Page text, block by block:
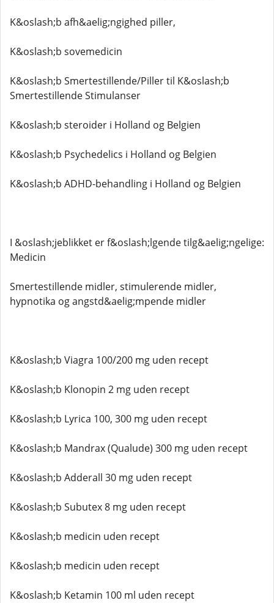
K&oslash;b afh&aelig;ngighed piller,
K&oslash;b sovemedicin
K&oslash;b Smertestillende/Piller til K&oslash;b
Smertestillende Stimulanser
K&oslash;b steroider i Holland og Belgien
K&oslash;b Psychedelics i Holland og Belgien
K&oslash;b ADHD-behandling i Holland og Belgien
I &oslash;jeblikket er f&oslash;lgende tilg&aelig;ngelige:
Medicin
Smertestillende midler, stimulerende midler,
hypnotika og angstd&aelig;mpende midler
K&oslash;b Viagra 100/200 mg uden recept
K&oslash;b Klonopin 2 mg uden recept
K&oslash;b Lyrica 100, 300 mg uden recept
K&oslash;b Mandrax (Qualude) 300 mg uden recept
K&oslash;b Adderall 30 mg uden recept
K&oslash;b Subutex 8 mg uden recept
K&oslash;b medicin uden recept
K&oslash;b medicin uden recept
K&oslash;b Ketamin 100 ml uden recept